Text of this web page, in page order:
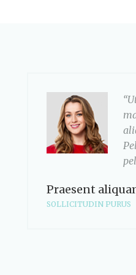
Praesent
SOLLICITUDIN PURUS